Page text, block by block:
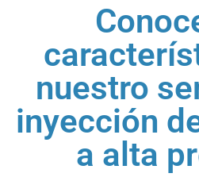
nuestro
inyección
a alta